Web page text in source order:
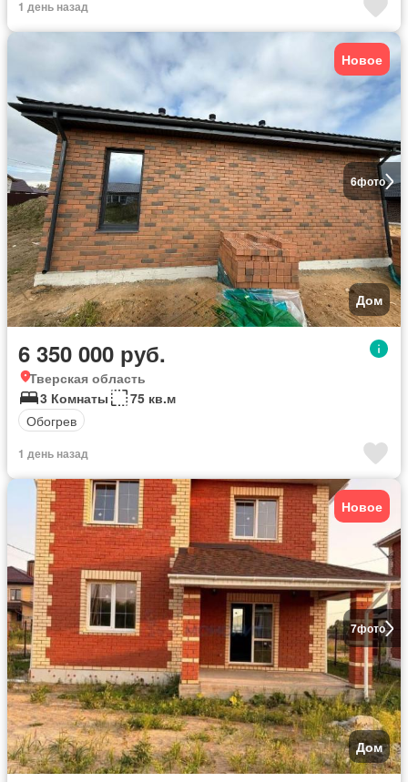
1 день назад
6фото
Новое
Дом
6 350 000 руб.
Тверская область
3 Комнаты
75 кв.м
Обогрев
1 день назад
7фото
Новое
Дом